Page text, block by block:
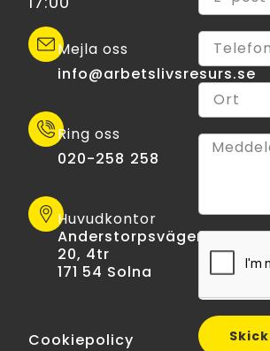
Mejla oss
info@arbetslivsresurs.se​
Ring oss
020-258 258
Huvudkontor
Anderstorpsvägen
20, 4tr
171 54 Solna
Cookiepolicy